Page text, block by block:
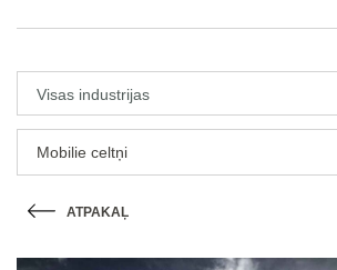
PRODUKTI
PAKALPOJUMI UN
SISTĒMAS
Visas industrijas
Mobilie celtņi
ATPAKAĻ